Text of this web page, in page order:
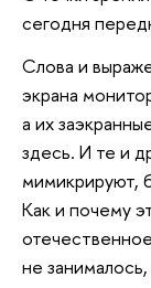
сегодня
Слова и
экрана
а их
здесь. И те и
мимикрируют,
Как и почему
не